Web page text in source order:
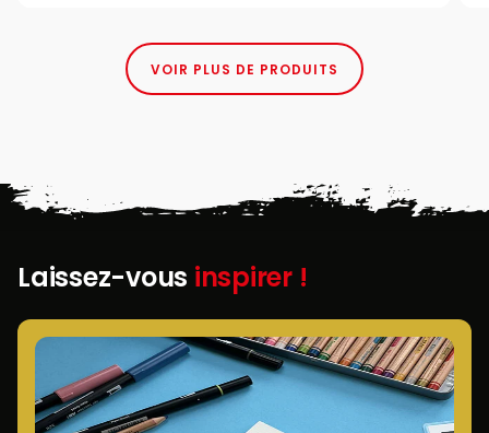
VOIR PLUS DE PRODUITS
Laissez-vous inspirer !